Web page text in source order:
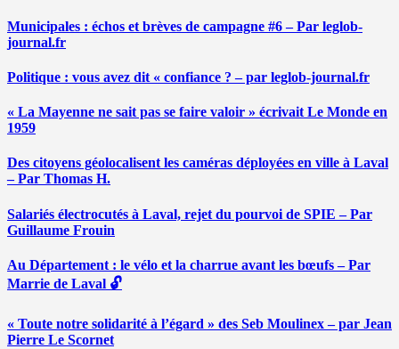
Municipales : échos et brèves de campagne #6 – Par leglob-
journal.fr
Politique : vous avez dit « confiance ? – par leglob-journal.fr
« La Mayenne ne sait pas se faire valoir » écrivait Le Monde en
1959
Des citoyens géolocalisent les caméras déployées en ville à Laval
– Par Thomas H.
Salariés électrocutés à Laval, rejet du pourvoi de SPIE – Par
Guillaume Frouin
Au Département : le vélo et la charrue avant les bœufs – Par
Marrie de Laval 🔓
« Toute notre solidarité à l’égard » des Seb Moulinex – par Jean
Pierre Le Scornet